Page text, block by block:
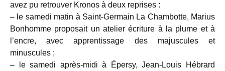
avez pu retrouver Kronos à deux reprises :
– le samedi matin à Saint-Germain La Chambotte, Marius
Bonhomme proposait un atelier écriture à la plume et à
l’encre, avec apprentissage des majuscules et
minuscules ;
– le samedi après-midi à Épersy, Jean-Louis Hébrard